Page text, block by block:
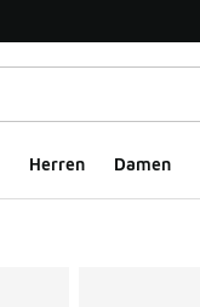
Herren Damen